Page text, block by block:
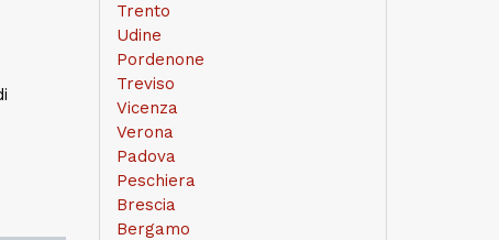
Trento
Udine
Pordenone
Treviso
Vicenza
Verona
Padova
Peschiera
Brescia
Bergamo